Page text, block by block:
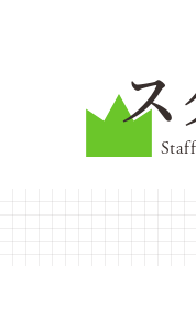
ス